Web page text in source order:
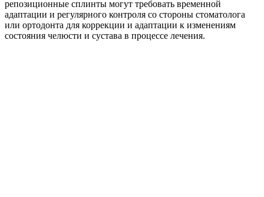
репозиционные сплинты могут требовать временной
адаптации и регулярного контроля со стороны стоматолога
или ортодонта для коррекции и адаптации к изменениям
состояния челюсти и сустава в процессе лечения.